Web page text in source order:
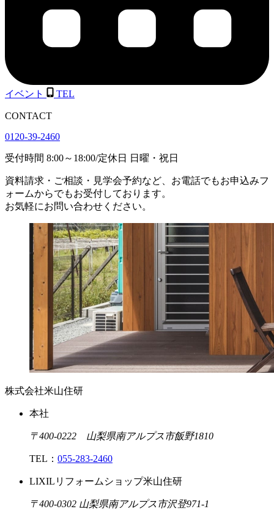
イベント TEL
CONTACT
0120-39-2460
受付時間 8:00～ 18:00/定休日 日曜・祝日
資料請求・ご相談・見学会予約など、お電話でもお申込みフ
ォームからでもお受付しております。
お気軽にお問い合わせください。
株式会社米山住研
本社
〒400-0222 山梨県南アルプス市飯野1810
TEL： 055-283-2460
LIXILリフォームショップ米山住研
〒400-0302 山梨県南アルプス市沢登971-1